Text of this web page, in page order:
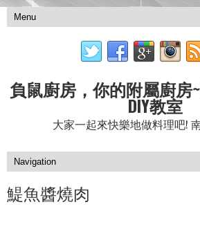
負鼠廚房，你的附屬廚房
DIY教室
大家一起來快樂地做料理吧!
鯷魚醬燒肉